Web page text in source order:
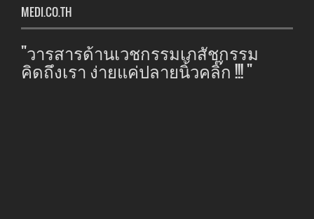
MEDI.CO.TH
"วารสารด้านเวชกรรมเภสัชกรรม
คิดถึงเรา ง่ายแค่ปลายนิ้วคลิ๊ก !!! "